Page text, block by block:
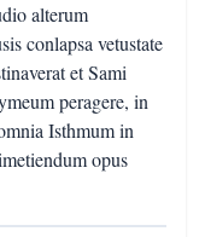
alterum
conlapsa vetustate
et Sami
peragere, in
Isthmum in
opus